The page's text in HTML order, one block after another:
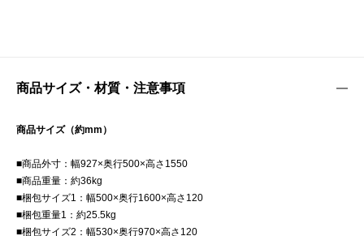
商品サイズ・材質・注意事項
商品サイズ（約mm）
■商品外寸：幅927×奥行500×高さ1550
■商品重量：約36kg
■梱包サイズ1：幅500×奥行1600×高さ120
■梱包重量1：約25.5kg
■梱包サイズ2：幅530×奥行970×高さ120